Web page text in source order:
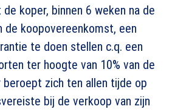
koper, binnen 6 weken na de
de koopovereenkomst, een
te doen stellen c.q. een
ter hoogte van 10% van de
beroept zich ten allen tijde op
bij de verkoop van zijn